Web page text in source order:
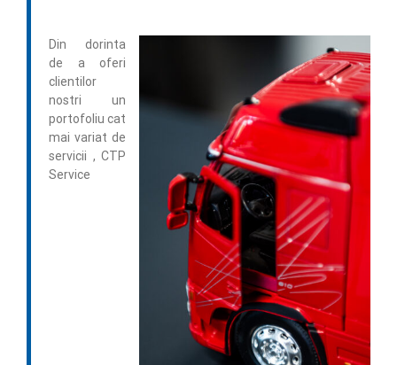
Din dorinta
de a oferi
clientilor
nostri un
portofoliu cat
mai variat de
servicii , CTP
Service